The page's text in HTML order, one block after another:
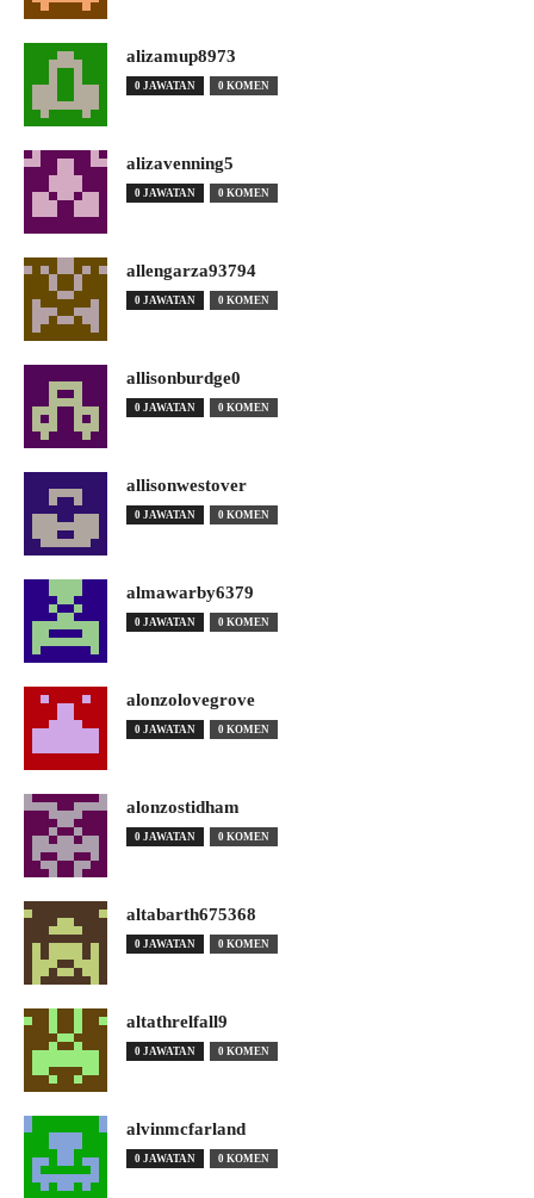
alizamup8973
0 JAWATAN 0 KOMEN
alizavenning5
0 JAWATAN 0 KOMEN
allengarza93794
0 JAWATAN 0 KOMEN
allisonburdge0
0 JAWATAN 0 KOMEN
allisonwestover
0 JAWATAN 0 KOMEN
almawarby6379
0 JAWATAN 0 KOMEN
alonzolovegrove
0 JAWATAN 0 KOMEN
alonzostidham
0 JAWATAN 0 KOMEN
altabarth675368
0 JAWATAN 0 KOMEN
altathrelfall9
0 JAWATAN 0 KOMEN
alvinmcfarland
0 JAWATAN 0 KOMEN